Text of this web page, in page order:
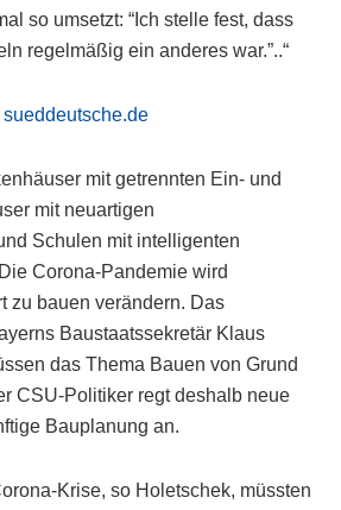
so umsetzt: “Ich stelle fest, dass
regelmäßig ein anderes war.”..“
sueddeutsche.de
mit getrennten Ein- und
mit neuartigen
Schulen mit intelligenten
Corona-Pandemie wird
zu bauen verändern. Das
Baustaatssekretär Klaus
das Thema Bauen von Grund
CSU-Politiker regt deshalb neue
Bauplanung an.
Krise, so Holetschek, müssten